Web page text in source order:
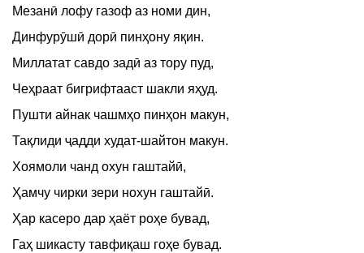
Мезанӣ лофу газоф аз номи дин,
Динфурӯшӣ дорӣ пинҳону яқин.
Миллатат савдо задӣ аз тору пуд,
Чеҳраат бигрифтааст шакли яҳуд.
Пушти айнак чашмҳо пинҳон макун,
Тақлиди ҷадди худат-шайтон макун.
Хоямоли чанд охун гаштайӣ,
Ҳамчу чирки зери нохун гаштайӣ.
Ҳар касеро дар ҳаёт роҳе бувад,
Гаҳ шикасту тавфиқаш гоҳе бувад.